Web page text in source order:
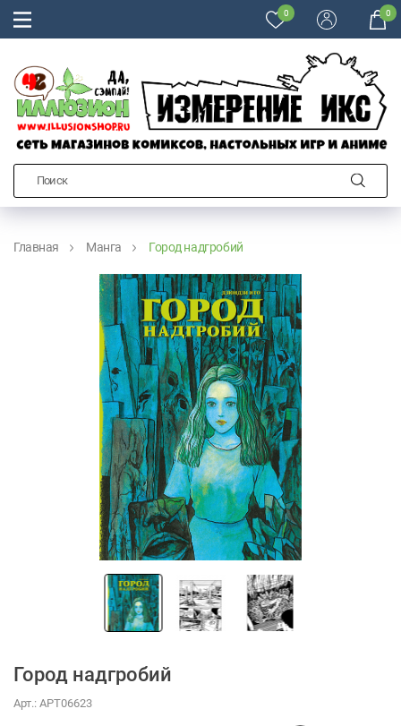
0 0
Главная Манга Город надгробий
Город надгробий
Арт.: АРТ06623